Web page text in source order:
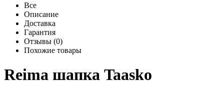
Все
Описание
Доставка
Гарантия
Отзывы (0)
Похожие товары
Reima шапка Taasko